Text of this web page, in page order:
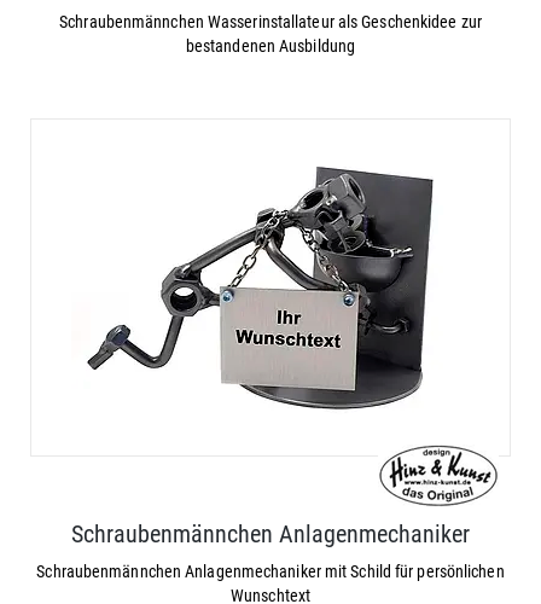
Schraubenmännchen Wasserinstallateur als Geschenkidee zur
bestandenen Ausbildung
Schraubenmännchen Anlagenmechaniker
Schraubenmännchen Anlagenmechaniker mit Schild für persönlichen
Wunschtext